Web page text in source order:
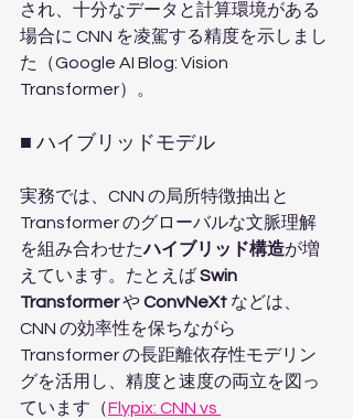
され、十分なデータと計算環境がある
場合に CNN を凌駕する精度を示しまし
た（Google AI Blog: Vision
Transformer）。
■ ハイブリッドモデル
実務では、CNN の局所特徴抽出と
Transformer のグローバルな文脈理解
を組み合わせたハイブリッド構造が増
えています。たとえば Swin
Transformer や ConvNeXt などは、
CNN の効率性を保ちながら
Transformer の長距離依存性モデリン
グを活用し、精度と速度の両立を図っ
ています（Flypix: CNN vs